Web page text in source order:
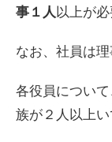
事１人以上が必
なお、社員は
各役員につい
族が２人以上い